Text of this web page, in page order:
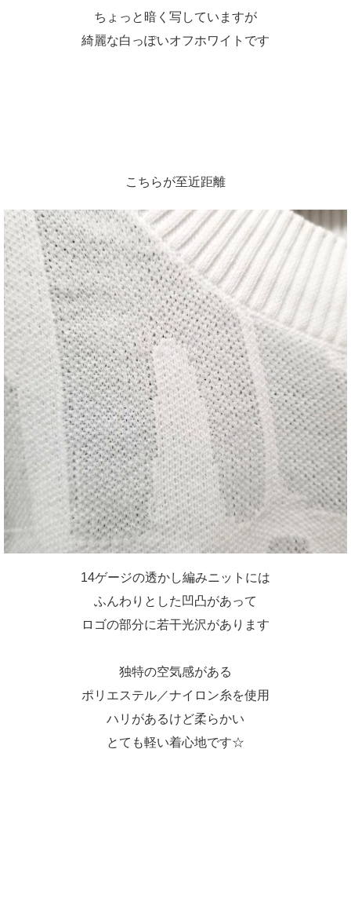
ちょっと暗く写していますが
綺麗な白っぽいオフホワイトです
こちらが至近距離
14ゲージの透かし編みニットには
ふんわりとした凹凸があって
ロゴの部分に若干光沢があります
独特の空気感がある
ポリエステル／ナイロン糸を使用
ハリがあるけど柔らかい
とても軽い着心地です☆